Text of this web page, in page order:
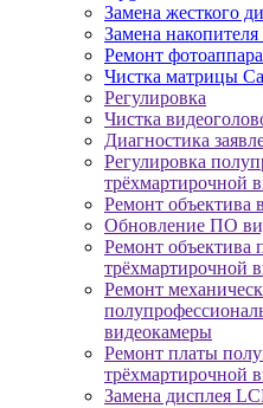
Замена жесткого
Замена накопителя
Ремонт
Чистка матрицы
Регулировка
Чистка
Диагностика
Регулировка
трёхмартирочной
Ремонт объектива
Обновление ПО
Ремонт объектива
трёхмартирочной
Ремонт
видеокамеры
Ремонт платы
трёхмартирочной
Замена дисплея